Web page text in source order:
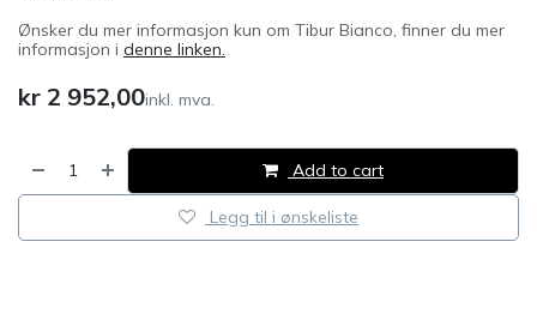
Ønsker du mer informasjon kun om Tibur Bianco, finner du mer
informasjon i denne linken.
kr 2 952,00inkl. mva.
Add to cart
Legg til i ønskeliste